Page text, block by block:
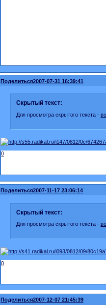
Поделиться2007-07-31 16:39:41
Скрытый текст:
Для просмотра скрытого текста -
0
Поделиться2007-11-17 23:06:14
Скрытый текст:
Для просмотра скрытого текста -
0
Поделиться2007-12-07 21:45:39